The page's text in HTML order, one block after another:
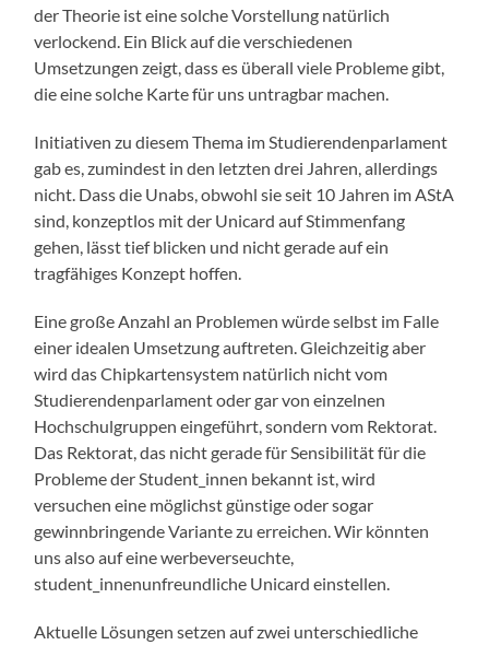
der Theorie ist eine solche Vorstellung natürlich
verlockend. Ein Blick auf die verschiedenen
Umsetzungen zeigt, dass es überall viele Probleme gibt,
die eine solche Karte für uns untragbar machen.
Initiativen zu diesem Thema im Studierendenparlament
gab es, zumindest in den letzten drei Jahren, allerdings
nicht. Dass die Unabs, obwohl sie seit 10 Jahren im AStA
sind, konzeptlos mit der Unicard auf Stimmenfang
gehen, lässt tief blicken und nicht gerade auf ein
tragfähiges Konzept hoffen.
Eine große Anzahl an Problemen würde selbst im Falle
einer idealen Umsetzung auftreten. Gleichzeitig aber
wird das Chipkartensystem natürlich nicht vom
Studierendenparlament oder gar von einzelnen
Hochschulgruppen eingeführt, sondern vom Rektorat.
Das Rektorat, das nicht gerade für Sensibilität für die
Probleme der Student_innen bekannt ist, wird
versuchen eine möglichst günstige oder sogar
gewinnbringende Variante zu erreichen. Wir könnten
uns also auf eine werbeverseuchte,
student_innenunfreundliche Unicard einstellen.
Aktuelle Lösungen setzen auf zwei unterschiedliche